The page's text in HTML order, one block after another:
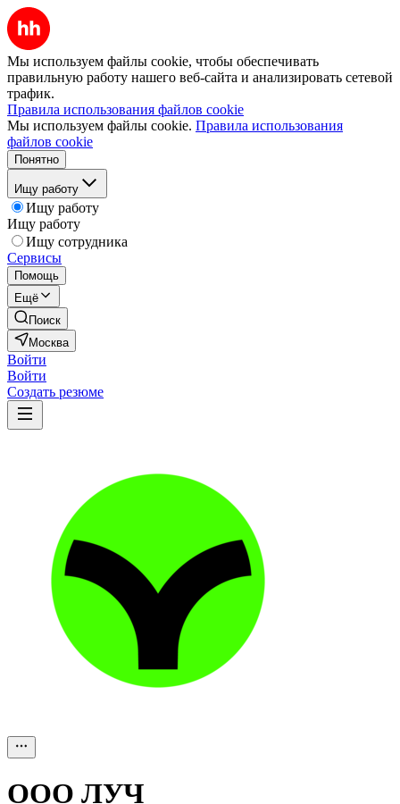
Мы используем файлы cookie, чтобы обеспечивать
правильную работу нашего веб-сайта и анализировать сетевой
трафик.
Правила использования файлов cookie
Мы используем файлы cookie. Правила использования
файлов cookie
Понятно
Ищу работу
Ищу работу
Ищу работу
Ищу сотрудника
Сервисы
Помощь
Ещё
Поиск
Москва
Войти
Войти
Создать резюме
ООО ЛУЧ